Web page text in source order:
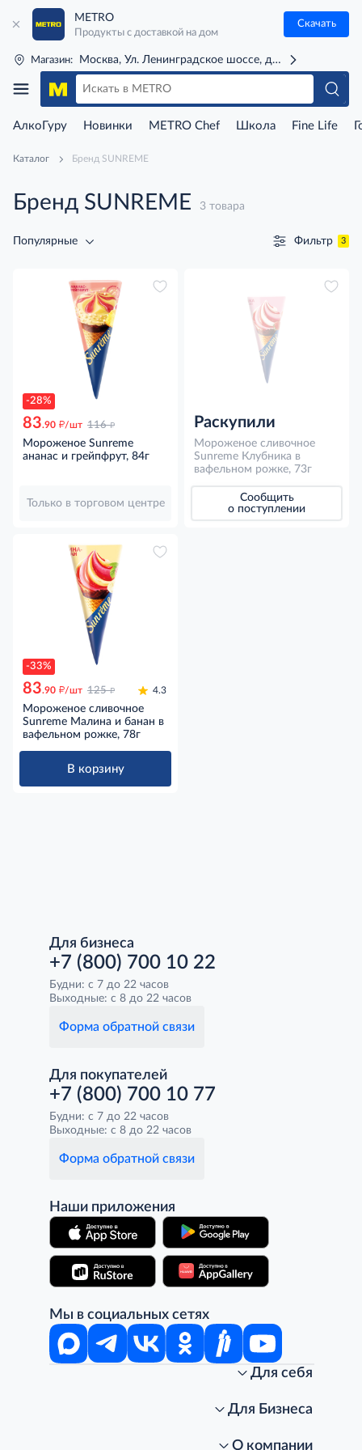
METRO
Продукты с доставкой на дом
Скачать
Магазин: Москва, Ул. Ленинградское шоссе, д. 71Г (м. Речной
АлкоГуру Новинки METRO Chef Школа Fine Life
Каталог Бренд SUNREME
Бренд SUNREME 3 товара
Популярные Фильтр 3
-28%
83.90 д/шт 116 д
Мороженое Sunreme
ананас и грейпфрут, 84г
Только в торговом центре
Раскупили
Мороженое сливочное
Sunreme Клубника в
вафельном рожке, 73г
Сообщить
о поступлении
-33%
83.90 д/шт 125 д 4.3
Мороженое сливочное
Sunreme Малина и банан в
вафельном рожке, 78г
В корзину
Для бизнеса
+7 (800) 700 10 22
Будни: с 7 до 22 часов
Выходные: с 8 до 22 часов
Форма обратной связи
Для покупателей
+7 (800) 700 10 77
Будни: с 7 до 22 часов
Выходные: с 8 до 22 часов
Форма обратной связи
Наши приложения
Мы в социальных сетях
Для себя
Стань клиентом METRO
Для Бизнеса
О компании